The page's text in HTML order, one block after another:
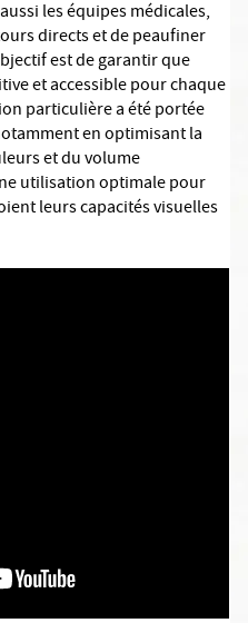
les équipes médicales,
directs et de peaufiner
est de garantir que
et accessible pour chaque
particulière a été portée
en optimisant la
et du volume
utilisation optimale pour
leurs capacités visuelles